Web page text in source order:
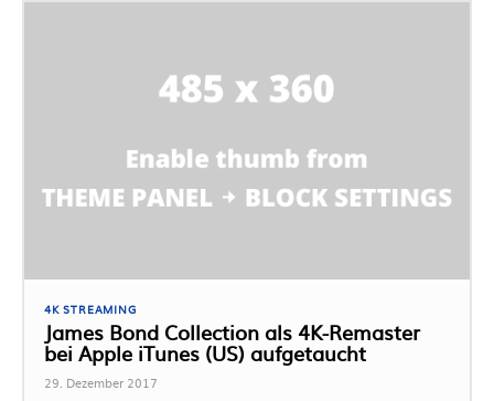
4K STREAMING
James Bond Collection als 4K-Remaster
bei Apple iTunes (US) aufgetaucht
29. Dezember 2017